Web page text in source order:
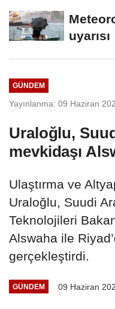
uyarısı
GÜNDEM
Yayınlanma: 09 Haziran
Uraloğlu,
mevkidaşı
Ulaştırma ve
Uraloğlu, Suudi
Teknolojileri
Alswaha ile
gerçekleştirdi.
GÜNDEM 09 Haziran